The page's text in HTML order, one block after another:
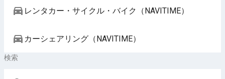
レンタカー・サイクル・バイク（NAVITIME）
カーシェアリング（NAVITIME）
検索